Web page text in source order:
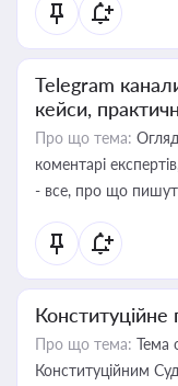
Telegram
кейси,
Про що тема:
коментарі
- все, про що
Про що тема: Тема
Конституційним